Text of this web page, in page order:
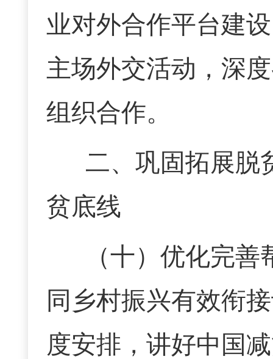
业对外合作平台建
主场外交活动，深
组织合作。
二、巩固拓展脱
贫底线
（十） 优化完善
同乡村振兴有效衔
度安排，讲好中国